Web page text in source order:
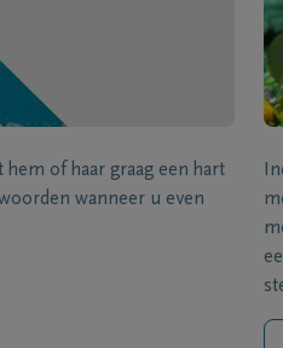
of haar graag een hart
wanneer u even